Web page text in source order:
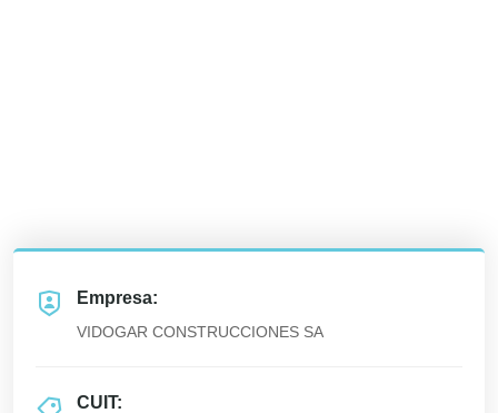
Empresa:
VIDOGAR CONSTRUCCIONES SA
CUIT: